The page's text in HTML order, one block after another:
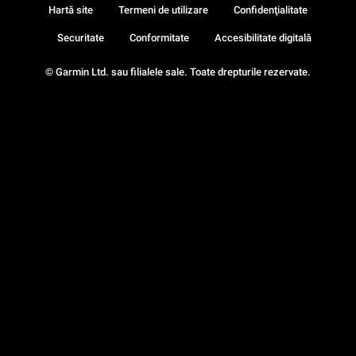
© Garmin Ltd. sau filialele sale. Toate drepturile rezervate.
Hartă site Termeni de utilizare Confidenţialitate
Securitate Conformitate Accesibilitate digitală